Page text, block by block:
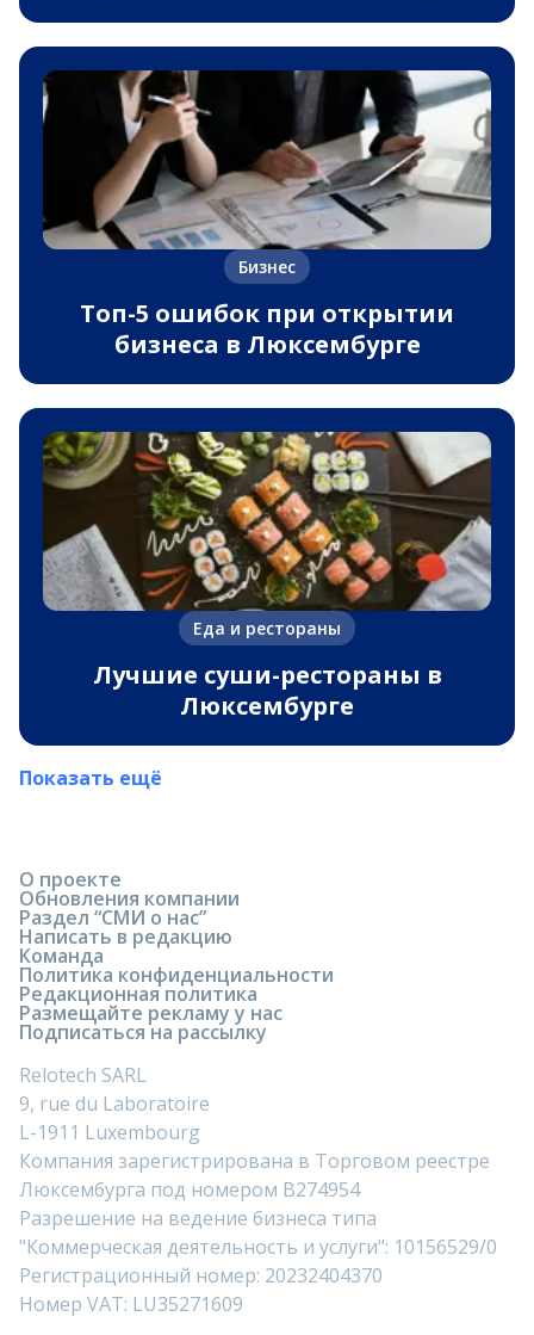
Бизнес
Топ-5 ошибок при открытии
бизнеса в Люксембурге
Еда и рестораны
Лучшие суши-рестораны в
Люксембурге
Показать ещё
О проекте
Обновления компании
Раздел “СМИ о нас”
Написать в редакцию
Команда
Политика конфиденциальности
Редакционная политика
Размещайте рекламу у нас
Подписаться на рассылку
Relotech SARL
9, rue du Laboratoire
L-1911 Luxembourg
Компания зарегистрирована в Торговом реестре
Люксембурга под номером B274954
Разрешение на ведение бизнеса типа
"Коммерческая деятельность и услуги": 10156529/0
Регистрационный номер: 20232404370
Номер VAT: LU35271609